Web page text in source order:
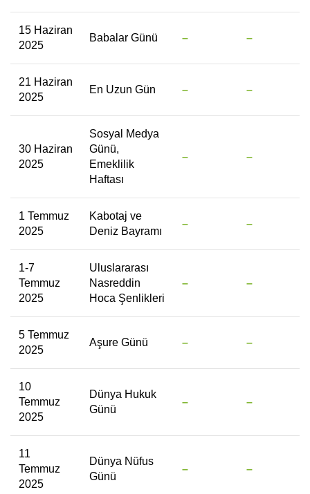
15 Haziran
2025
Babalar Günü – –
21 Haziran
2025
En Uzun Gün – –
30 Haziran
2025
Sosyal Medya
Günü,
Emeklilik
Haftası
– –
1 Temmuz
2025
Kabotaj ve
Deniz Bayramı
– –
1-7
Temmuz
2025
Uluslararası
Nasreddin
Hoca Şenlikleri
– –
5 Temmuz
2025
Aşure Günü – –
10
Temmuz
2025
Dünya Hukuk
Günü
– –
11
Temmuz
2025
Dünya Nüfus
Günü
– –